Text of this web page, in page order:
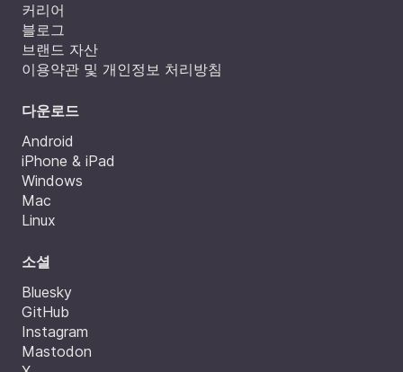
커리어
블로그
브랜드 자산
이용약관 및 개인정보 처리방침
다운로드
Android
iPhone & iPad
Windows
Mac
Linux
소셜
Bluesky
GitHub
Instagram
Mastodon